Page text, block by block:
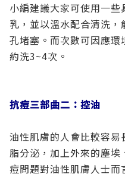
小編建議大家可使用一
乳，並以溫水配合清洗
孔堵塞。而次數可因應
約洗3~4次。
抗痘三部曲二：控油
油性肌膚的人會比較容
脂分泌，加上外來的塵
痘問題對油性肌膚人士